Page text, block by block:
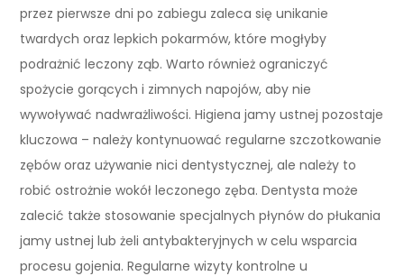
przez pierwsze dni po zabiegu zaleca się unikanie
twardych oraz lepkich pokarmów, które mogłyby
podrażnić leczony ząb. Warto również ograniczyć
spożycie gorących i zimnych napojów, aby nie
wywoływać nadwrażliwości. Higiena jamy ustnej pozostaje
kluczowa – należy kontynuować regularne szczotkowanie
zębów oraz używanie nici dentystycznej, ale należy to
robić ostrożnie wokół leczonego zęba. Dentysta może
zalecić także stosowanie specjalnych płynów do płukania
jamy ustnej lub żeli antybakteryjnych w celu wsparcia
procesu gojenia. Regularne wizyty kontrolne u